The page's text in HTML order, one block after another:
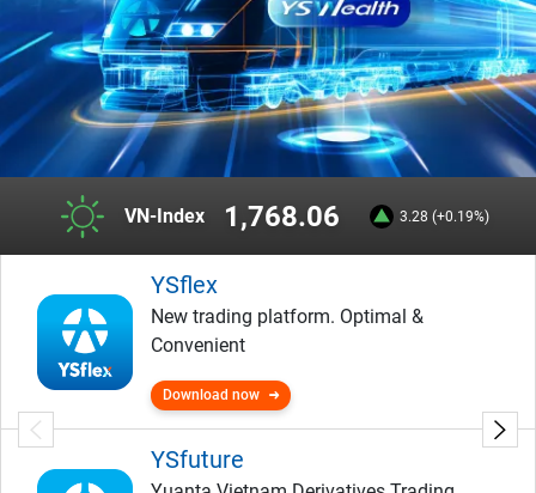
VN-Index 1,768.06 3.28 (+0.19%)
YSflex
New trading platform. Optimal &
Convenient
Download now
YSfuture